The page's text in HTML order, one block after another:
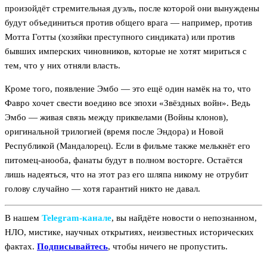
произойдёт стремительная дуэль, после которой они вынуждены
будут объединиться против общего врага — например, против
Мотта Готты (хозяйки преступного синдиката) или против
бывших имперских чиновников, которые не хотят мириться с
тем, что у них отняли власть.
Кроме того, появление Эмбо — это ещё один намёк на то, что
Фавро хочет свести воедино все эпохи «Звёздных войн». Ведь
Эмбо — живая связь между приквелами (Войны клонов),
оригинальной трилогией (время после Эндора) и Новой
Республикой (Мандалорец). Если в фильме также мелькнёт его
питомец-анооба, фанаты будут в полном восторге. Остаётся
лишь надеяться, что на этот раз его шляпа никому не отрубит
голову случайно — хотя гарантий никто не давал.
В нашем Telegram‑канале, вы найдёте новости о непознанном,
НЛО, мистике, научных открытиях, неизвестных исторических
фактах. Подписывайтесь, чтобы ничего не пропустить.